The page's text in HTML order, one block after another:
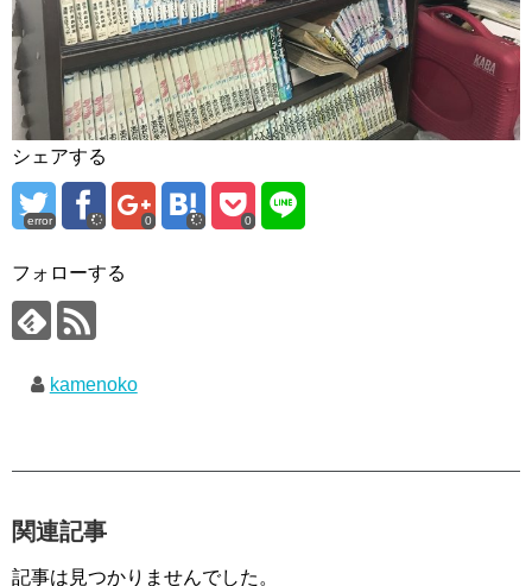
シェアする
error 0 0
フォローする
kamenoko
関連記事
記事は見つかりませんでした。